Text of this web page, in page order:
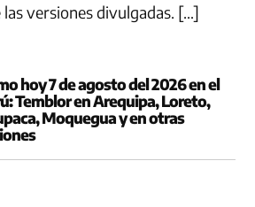
versiones divulgadas. […]
hoy 7 de agosto del 2026 en el
Temblor en Arequipa, Loreto,
Moquegua y en otras